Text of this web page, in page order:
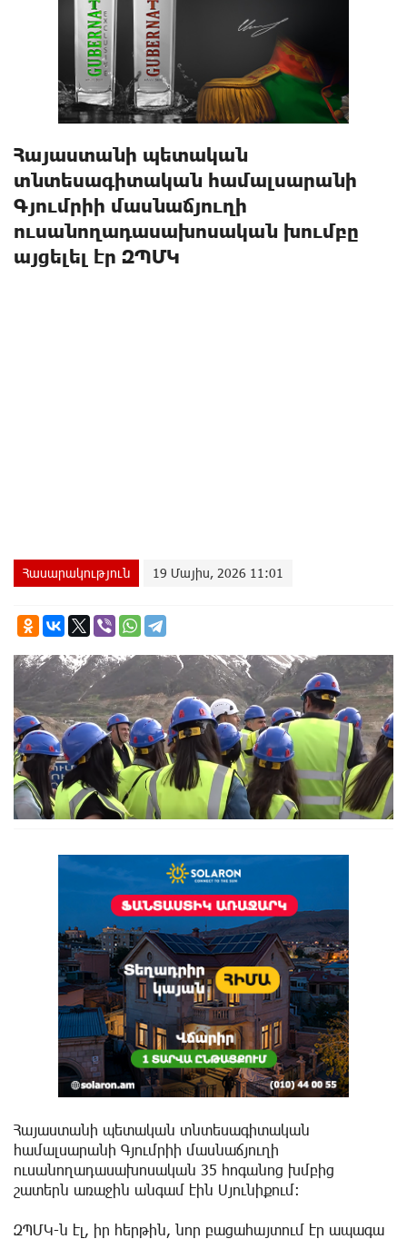
Հայաստանի պետական
տնտեսագիտական համալսարանի
Գյումրիի մասնաճյուղի
ուսանողադասախոսական խումբը
այցելել էր ԶՊՄԿ
Հասարակություն 19 Մայիս, 2026 11:01
Հայաստանի պետական տնտեսագիտական
համալսարանի Գյումրիի մասնաճյուղի
ուսանողադասախոսական 35 հոգանոց խմբից
շատերն առաջին անգամ էին Սյունիքում:
ԶՊՄԿ-ն էլ, իր հերթին, նոր բացահայտում էր ապագա